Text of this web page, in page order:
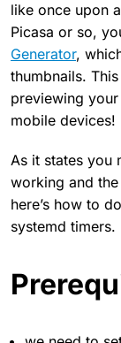
like once upon
Picasa or so,
Generator,
thumbnails.
previewing
mobile devices!
As it states you
working and
here’s how to
systemd timers.